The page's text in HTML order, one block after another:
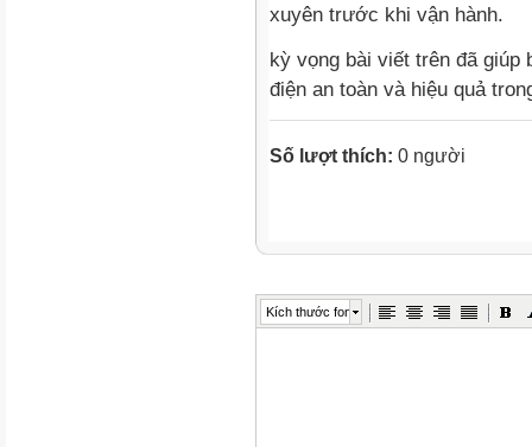
xuyên trước khi vận hành.
kỳ vọng bài viết trên đã
điện an toàn và hiệu quả
Số lượt thích: 0 người
Kích thước font